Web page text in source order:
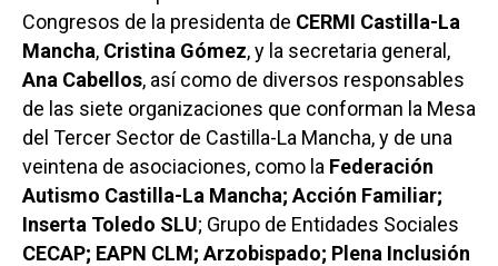
Congresos de la presidenta de CERMI Castilla-La
Mancha, Cristina Gómez, y la secretaria general,
Ana Cabellos, así como de diversos responsables
de las siete organizaciones que conforman la Mesa
del Tercer Sector de Castilla-La Mancha, y de una
veintena de asociaciones, como la Federación
Autismo Castilla-La Mancha; Acción Familiar;
Inserta Toledo SLU; Grupo de Entidades Sociales
CECAP; EAPN CLM; Arzobispado; Plena Inclusión